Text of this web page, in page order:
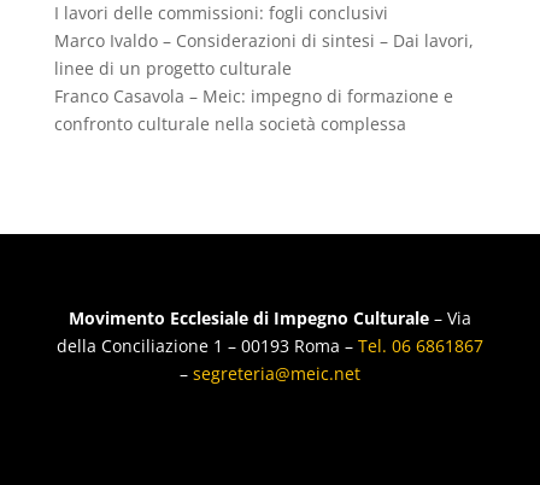
I lavori delle commissioni: fogli conclusivi
Marco Ivaldo – Considerazioni di sintesi – Dai lavori,
linee di un progetto culturale
Franco Casavola – Meic: impegno di formazione e
confronto culturale nella società complessa
Movimento Ecclesiale di Impegno Culturale– Via
della Conciliazione 1 – 00193 Roma – Tel. 06 6861867
– segreteria@meic.net